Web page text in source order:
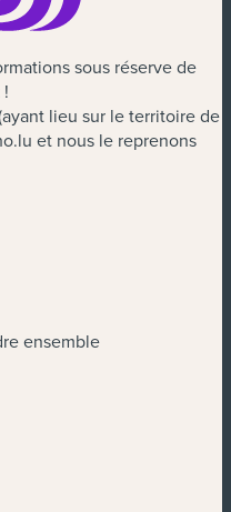
sous réserve de
lieu sur le territoire de
et nous le reprenons
ensemble